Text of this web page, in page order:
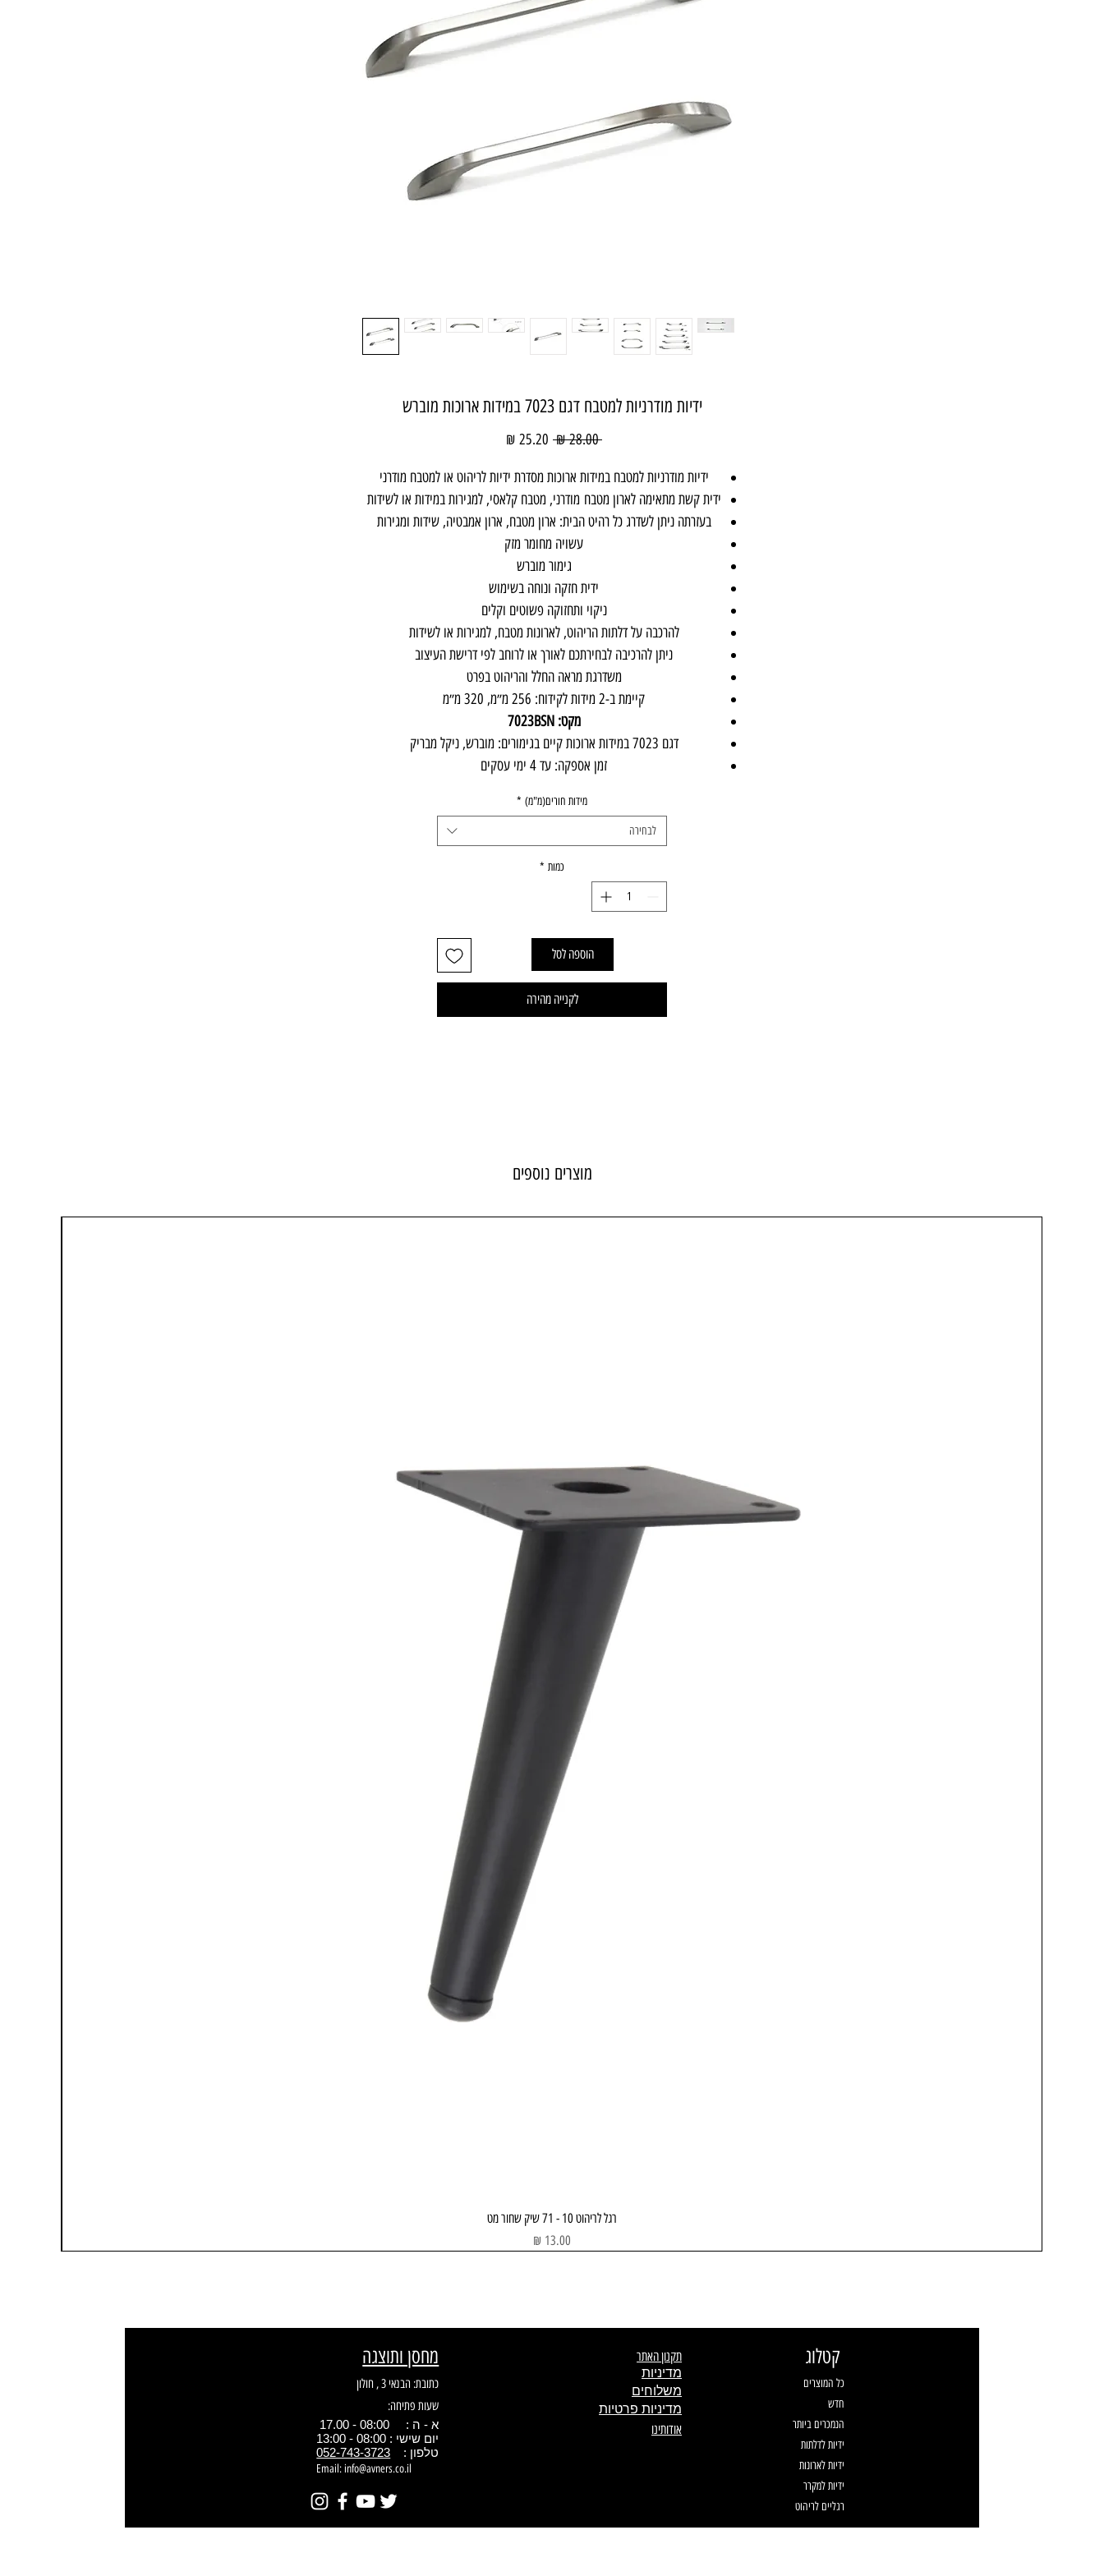
ידיות מודרניות למטבח דגם 7023 במידות ארוכות מוברש
‏28.00 ‏₪
מחיר
ידיות מודרניות למטבח במידות ארוכות מסדרת ידיות לריהוט או למטבח מודרני
ידית קשת מתאימה לארון מטבח מודרני, מטבח קלאסי, למגירות במידות או לשידות
בעזרתה ניתן לשדרג כל רהיט הבית: ארון מטבח, ארון אמבטיה, שידות ומגירות
עשויה מחומר מזק
גימור מוברש
ידית חזקה ונוחה בשימוש
ניקוי ותחזוקה פשוטים וקלים
להרכבה על דלתות הריהוט, לארונות מטבח, למגירות או לשידות
ניתן להרכיבה לבחירתכם לאורך או לרוחב לפי דרישת העיצוב
משדרגת מראה החלל והריהוט בפרט
קיימת ב-2 מידות לקידוח: 256 מ״מ, 320 מ״מ
מקט: 7023BSN
דגם 7023 במידות ארוכות קיים בגימורים: מוברש, ניקל מבריק
זמן אספקה: עד 4 ימי עסקים
מידות חורים(מ"מ) *
לבחירה
כמות *
הוספה לסל
לקנייה מהירה
מוצרים נוספים
תצוגה מהירה רגל לריהוט 10 - 71 שיק שחור מט
מחיר
מחסן ותוצגה
כתובת: הבנאי 3 , חולון
שעות פתיחה:
א - ה : 08:00 - 17.00
יום שישי : 08:00 - 13:00
טלפון : 052-743-3723
Email:info@avners.co.il
תקנון האתר
מדיניות
משלוחים
מדיניות פרטיות
אודותינו
קטלוג
כל המוצרים
חדש
הנמכרים ביותר
ידיות לדלתות
ידיות לארונות
ידיות למקרר
רגליים לריהוט